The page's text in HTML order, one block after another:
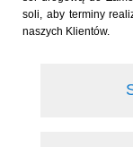
soli, aby terminy
naszych Klientów.